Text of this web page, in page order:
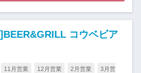
コウベビア
11月営業 12月営業 2月営業 3月営